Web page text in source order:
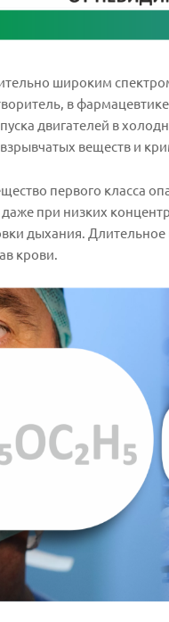
широким
в
двигателей в
веществ и
первого класса
при низких
дыхания.
крови.